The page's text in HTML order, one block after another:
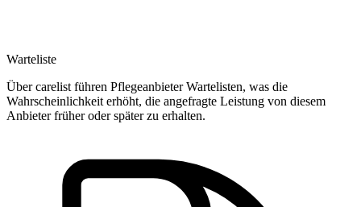
Warteliste
Über carelist führen Pflegeanbieter Wartelisten, was die
Wahrscheinlichkeit erhöht, die angefragte Leistung von diesem
Anbieter früher oder später zu erhalten.